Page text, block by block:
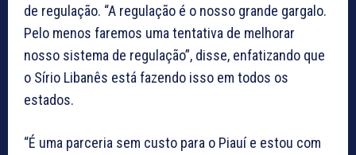
de regulação. “A regulação é o nosso grande gargalo.
Pelo menos faremos uma tentativa de melhorar
nosso sistema de regulação”, disse, enfatizando que
o Sírio Libanês está fazendo isso em todos os
estados.
“É uma parceria sem custo para o Piauí e estou com